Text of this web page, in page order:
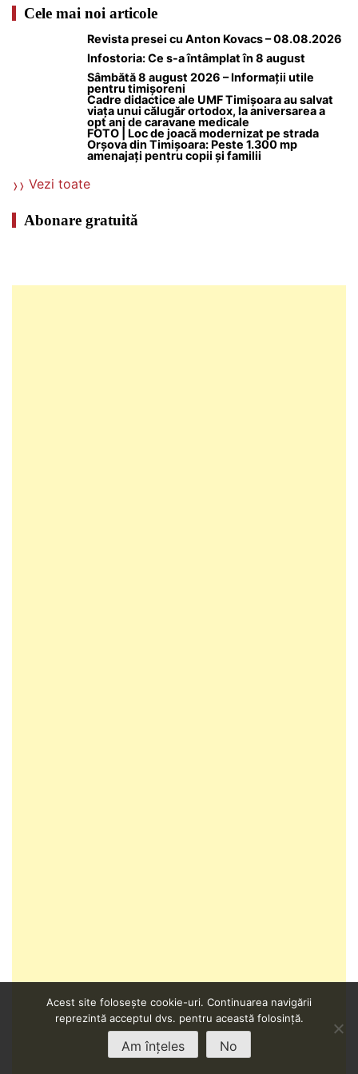
Cele mai noi articole
Revista presei cu Anton Kovacs – 08.08.2026
Infostoria: Ce s-a întâmplat în 8 august
Sâmbătă 8 august 2026 – Informații utile
pentru timișoreni
Cadre didactice ale UMF Timișoara au salvat
viața unui călugăr ortodox, la aniversarea a
opt ani de caravane medicale
FOTO | Loc de joacă modernizat pe strada
Orșova din Timișoara: Peste 1.300 mp
amenajați pentru copii și familii
Vezi toate
Abonare gratuită
Acest site folosește cookie-uri. Continuarea navigării
reprezintă acceptul dvs. pentru această folosință.
Am înțeles No